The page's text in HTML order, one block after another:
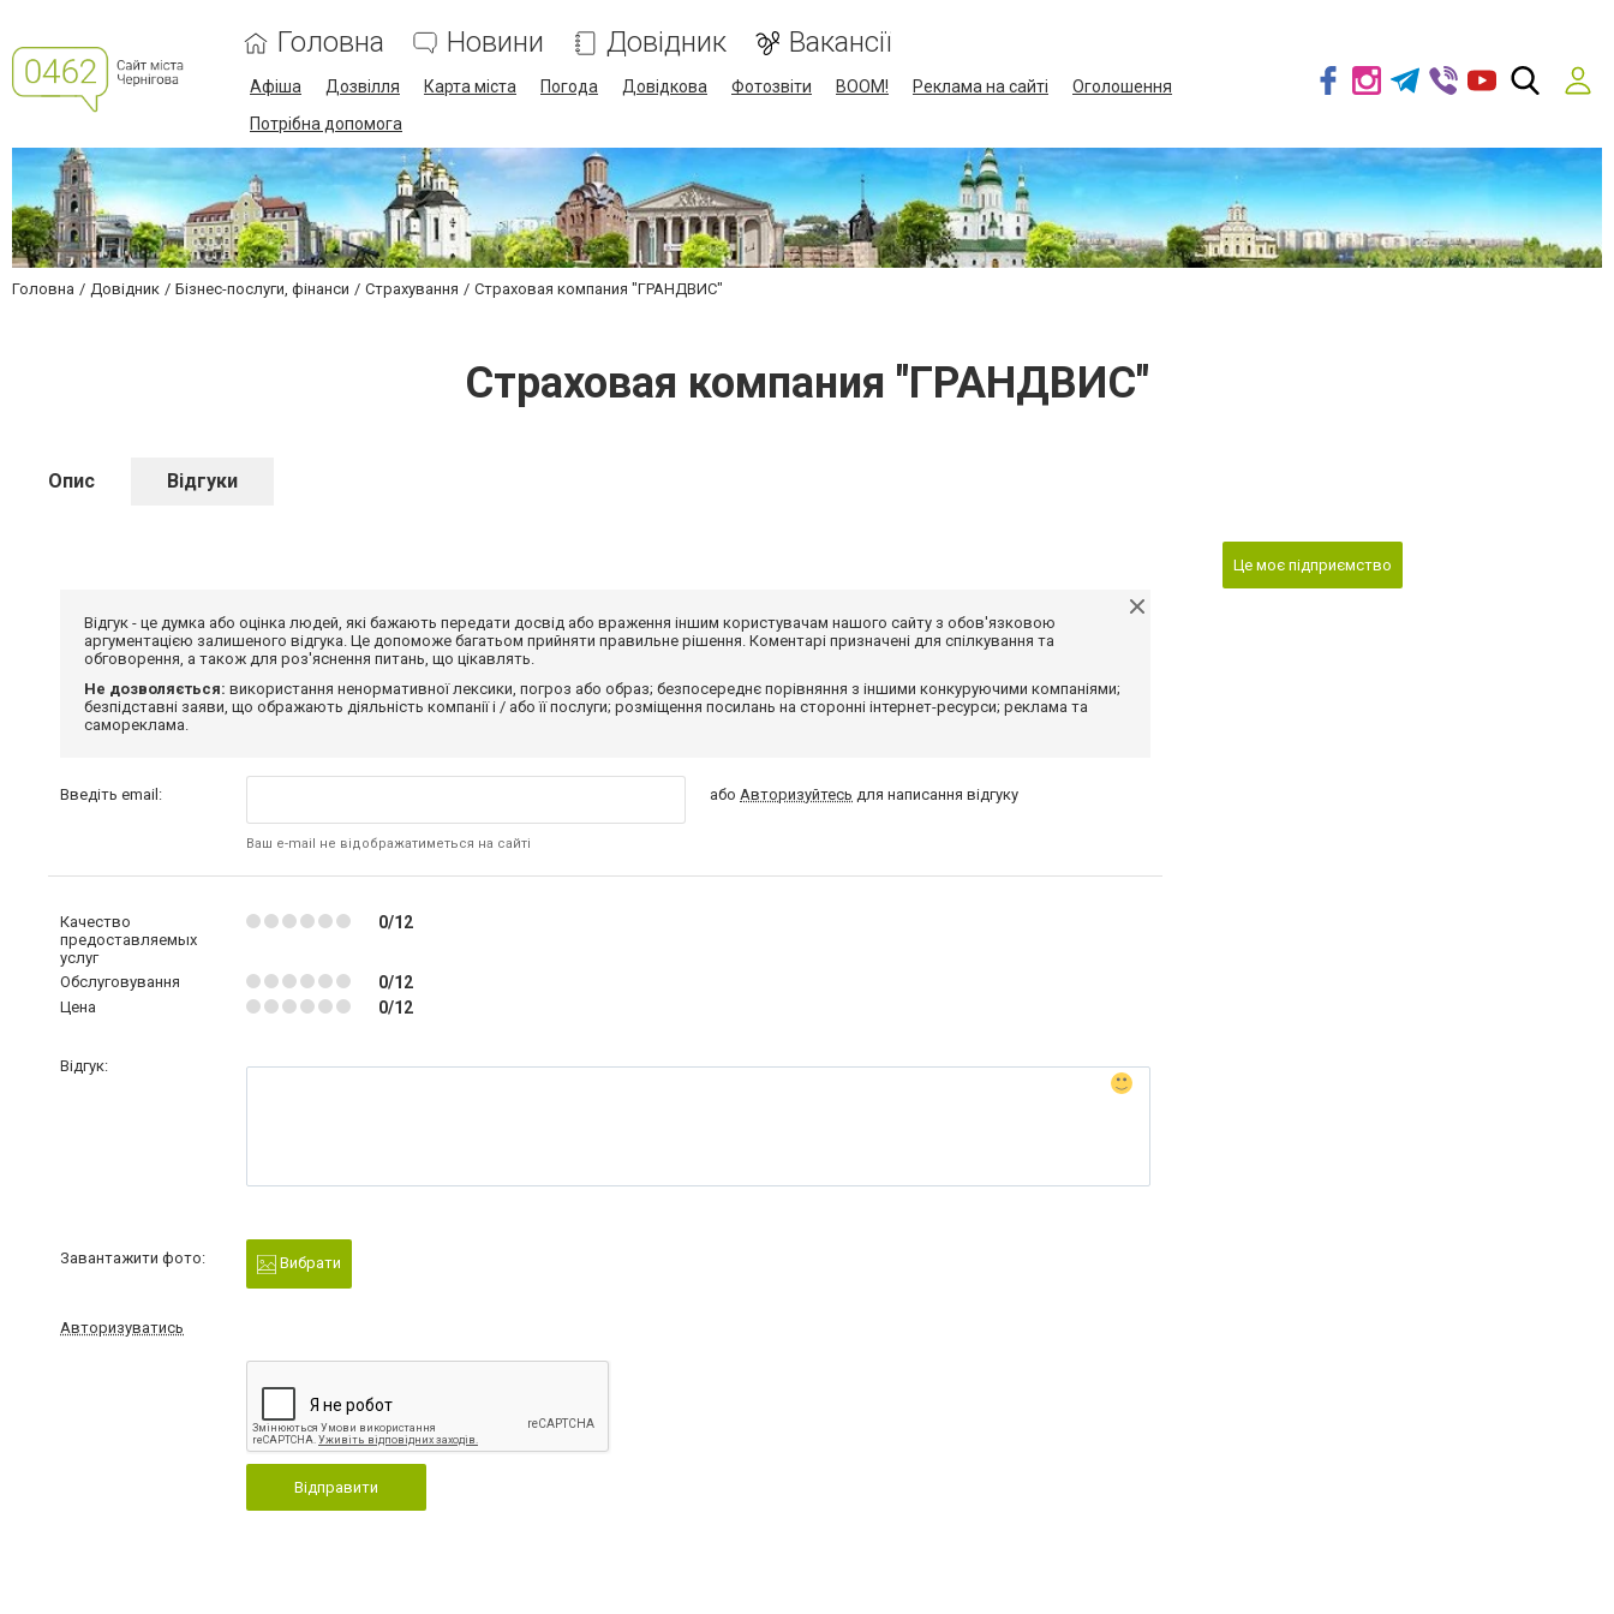
Головна Новини Довідник Вакансії
Афіша Дозвілля Карта міста Погода Довідкова Фотозвіти BOOM! Реклама на сайті
Оголошення
Потрібна допомога
Головна Довідник Бізнес-послуги, фінанси Страхування Страховая компания "ГРАНДВИС"
Страховая компания "ГРАНДВИС"
Опис Відгуки
Відгук - це думка або оцінка людей, які бажають передати досвід або враження іншим користувачам нашого сайту з обов'язковою
аргументацією залишеного відгука. Це допоможе багатьом прийняти правильне рішення. Коментарі призначені для спілкування та
обговорення, а також для роз'яснення питань, що цікавлять.
Не дозволяється: використання ненормативної лексики, погроз або образ; безпосереднє порівняння з іншими конкуруючими компаніями;
безпідставні заяви, що ображають діяльність компанії і / або її послуги; розміщення посилань на сторонні інтернет-ресурси; реклама та
самореклама.
Введіть email:
Ваш e-mail не відображатиметься на сайті
абоАвторизуйтесь для написання відгуку
Качество
предоставляемых
услуг
0/12
Обслуговування 0/12
Цена 0/12
Відгук:
Завантажити фото: Вибрати
Авторизуватись
Відправити
Це моє підприємство